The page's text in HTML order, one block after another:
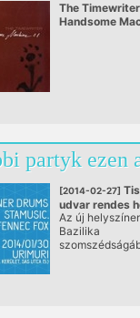
The
Handsome
partyk ezen
[2014-02-27]
udvar rendes
@ NOMURI
Az új
Bazilika